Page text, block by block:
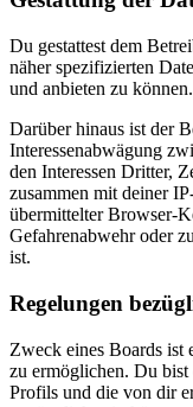
Du gestattest dem
näher spezifizierten
und anbieten zu können.
Darüber hinaus ist der
Interessenabwägung
den Interessen Dritter,
zusammen mit deiner
übermittelter Browser-
Gefahrenabwehr oder
ist.
Regelungen
Zweck eines Boards ist
zu ermöglichen. Du bist
Profils und die von dir